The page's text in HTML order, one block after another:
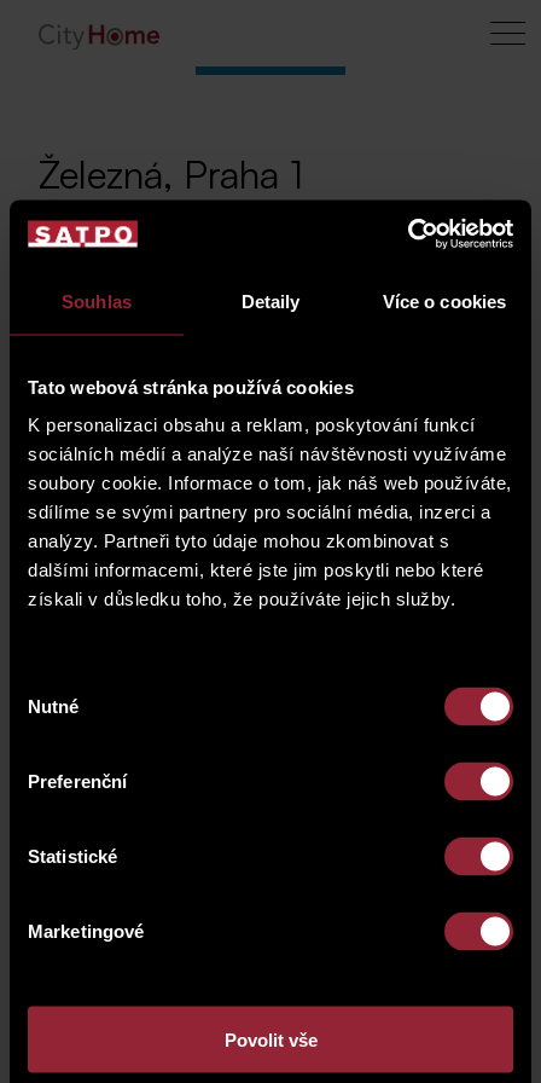
Souhlas Detaily Více o cookies
Tato webová stránka používá cookies
K personalizaci obsahu a reklam, poskytování funkcí
sociálních médií a analýze naší návštěvnosti využíváme
soubory cookie. Informace o tom, jak náš web používáte,
sdílíme se svými partnery pro sociální média, inzerci a
analýzy. Partneři tyto údaje mohou zkombinovat s
dalšími informacemi, které jste jim poskytli nebo které
získali v důsledku toho, že používáte jejich služby.
souhlasu
Nutné
Preferenční
Statistické
Marketingové
Povolit vše
Železná, Praha 1
Prodej vlastnického podílu v domě v ulici
Železná 494/22, Praha 1
Počet jednotek: 13
Celková plocha: 1 134 m
Vlastnický podíl: 0,33 %
Rok realizace: 2021
fotogalerie